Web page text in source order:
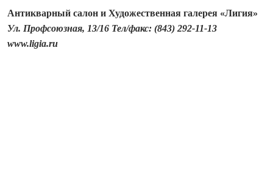
Антикварный салон и Художественная галерея «Лигия»
Ул. Профсоюзная, 13/16 Тел/факс: (843) 292-11-13
www.ligia.ru